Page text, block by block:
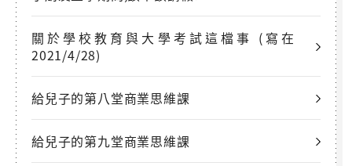
關於學校教育與大學考試這檔事 (寫在
2021/4/28)
給兒子的第八堂商業思維課
給兒子的第九堂商業思維課